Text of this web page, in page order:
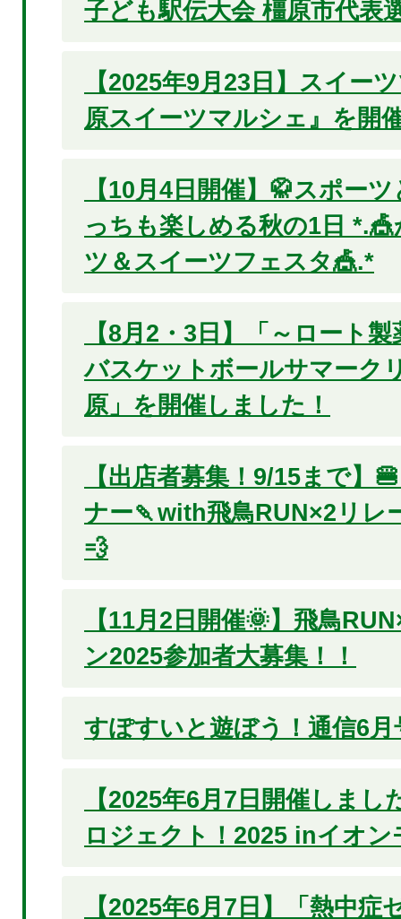
子ども駅伝大会 橿原市代表
【2025年9月23日】スイー
原スイーツマルシェ』を開
【10月4日開催】🥋スポー
っちも楽しめる秋の1日
ツ＆スイーツフェスタ🎪.*
【8月2・3日】「～ロート
バスケットボールサマーク
原」を開催しました！
【出店者募集！9/15まで】
ナー🍡with飛鳥RUN×2リレ
💨
【11月2日開催🌞】飛鳥
ン2025参加者大募集！！
すぽすいと遊ぼう！通信6月
【2025年6月7日開催しまし
ロジェクト！2025 inイオン
【2025年6月7日】「熱中症